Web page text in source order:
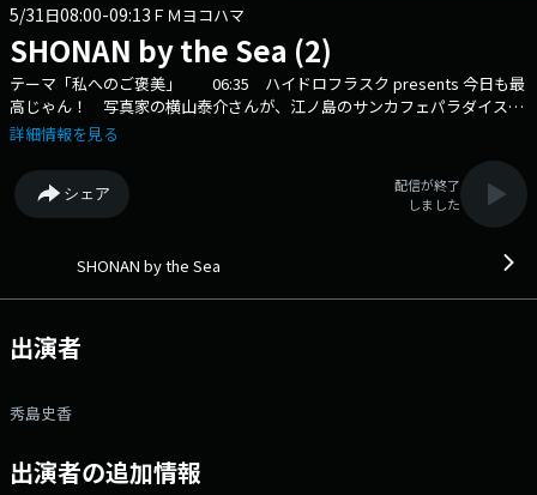
5/31 日08:00-09:13 ＦＭヨコハマ
SHONAN by the Sea (2)
テーマ「私へのご褒美」 06:35 ハイドロフラスク presents 今日も最
高じゃん！ 写真家の横山泰介さんが、江ノ島のサンカフェパラダイスに
ゲストをお迎えしてのひと時。 今月のゲストは、ハワイ・マウイ島在住
ん 06:40 SHONAN WAVE INFORMATION～CATCH THE WAVE～ 「波
伝説」を運営しているサーフレジェンドの情報協力でお届けします。
06:48 IT’S SHONAN TIME カルチャー＆ライフスタイルマガジン
ト、最新情報など伺います。 07:07 HEARTFUL鎌倉 鎌倉の歴史や文
MORNING ESSAY 秀島史香が日々の暮らしの中で気になったモノ、事、
思いをシェア！ 07:37 by the Sea, COFFEE & MUSIC 鎌倉のカフェ
地よい音楽とコーヒーのお話をお届けします。 マスターへの質問・メッ
セージもお待ちしています。 08:18 「SHONAN PLAYGROUND」 湘
かけに役立つ情報をお届けします。 08:36 BAREFOOT LOUNGE 自
詳細情報を見る
シェア
配信が終了
しました
SHONAN by the Sea
出演者
秀島史香
出演者の追加情報